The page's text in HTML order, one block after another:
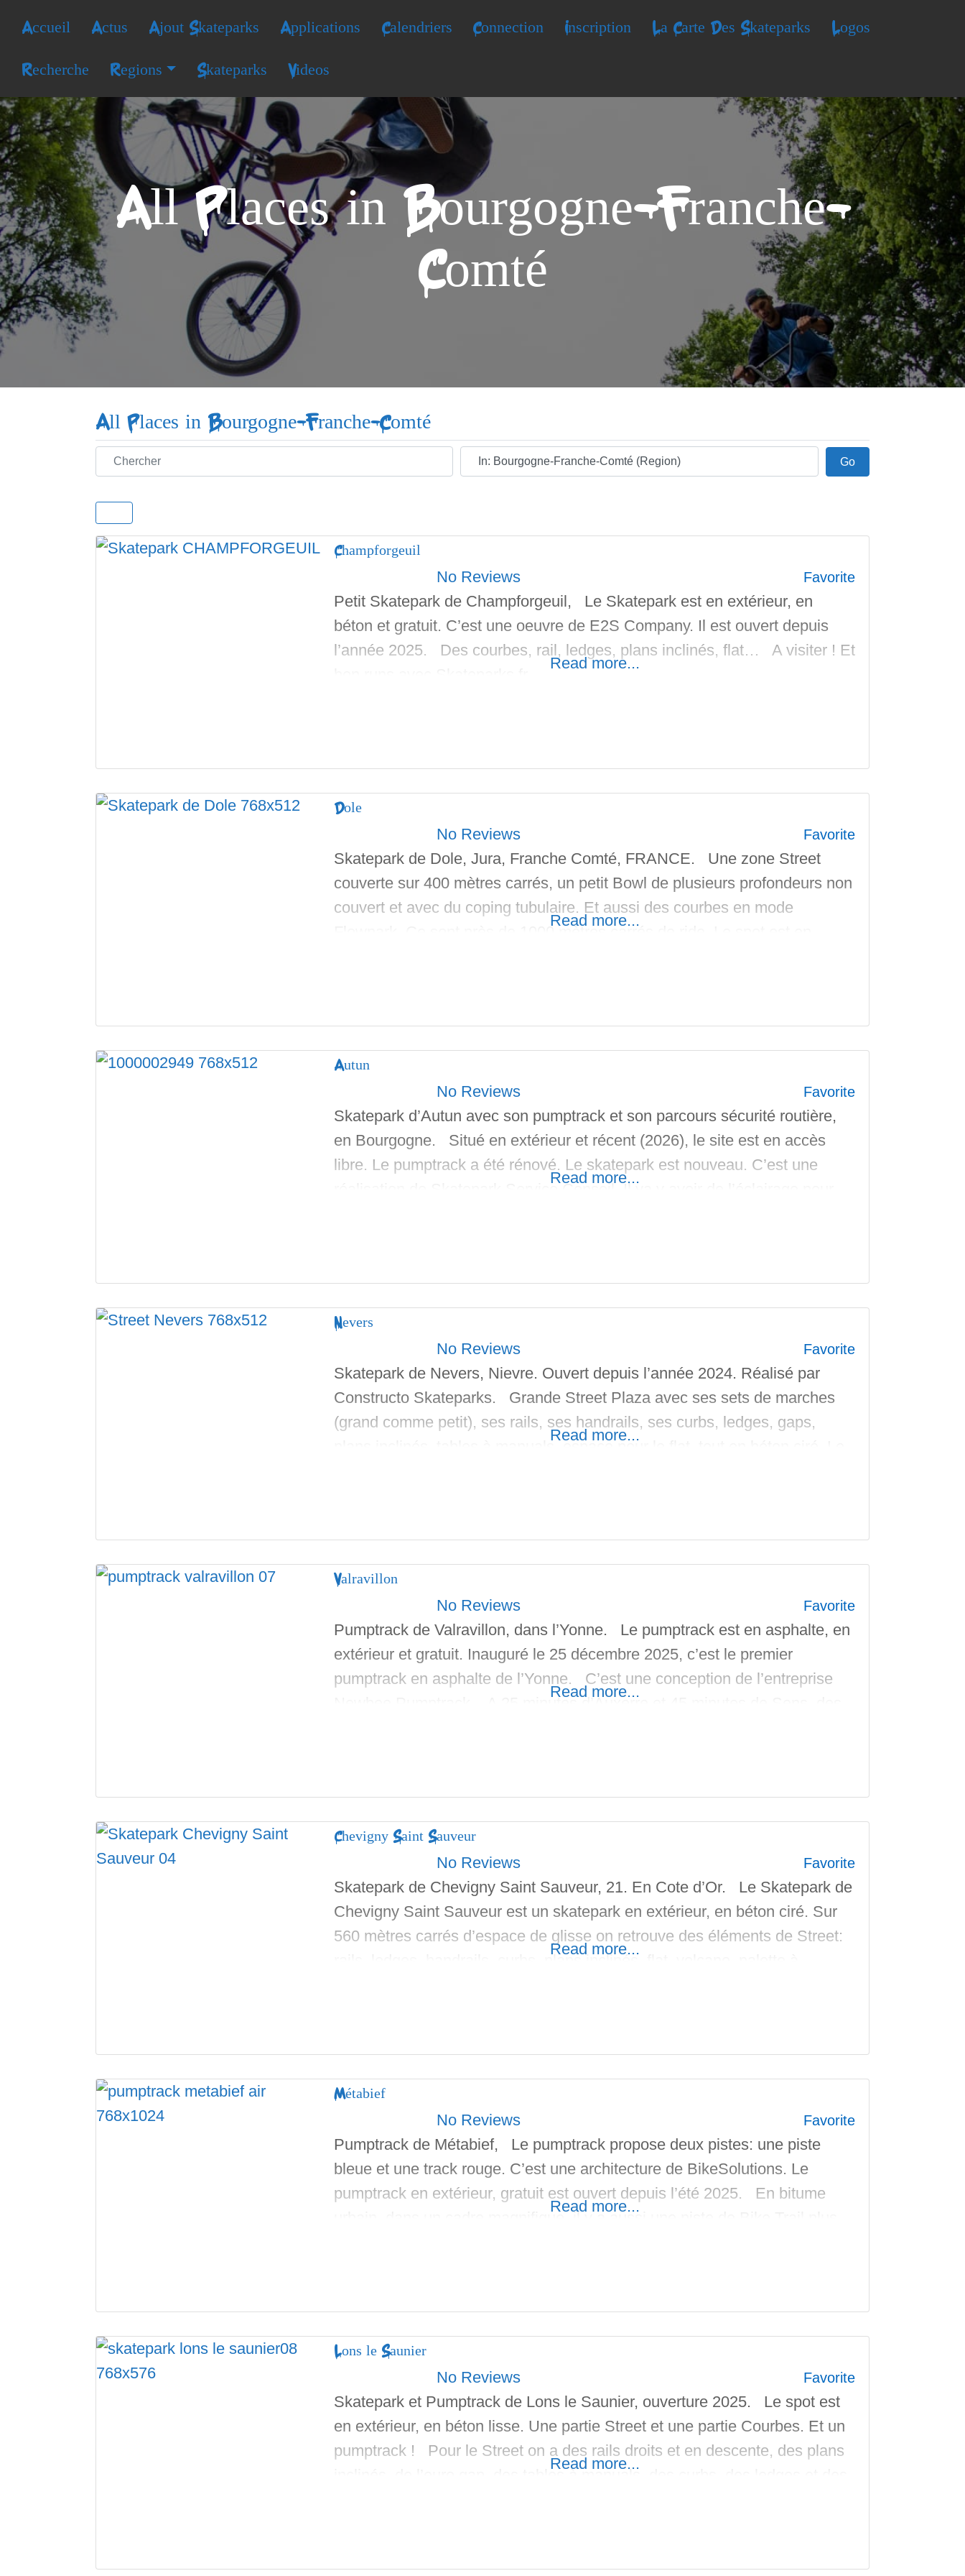
Accueil Actus Ajout Skateparks Applications Calendriers Connection Inscription La Carte Des Skateparks Logos
Recherche Regions Skateparks Videos
All Places in Bourgogne-Franche-
Comté
All Places in Bourgogne-Franche-Comté
Chercher Ville GoGo
Champforgeuil
No Reviews Favorite
Petit Skatepark de Champforgeuil, Le Skatepark est en extérieur, en
béton et gratuit. C’est une oeuvre de E2S Company. Il est ouvert depuis
l’année 2025. Des courbes, rail, ledges, plans inclinés, flat… A visiter ! Et
Read more...
Dole
No Reviews Favorite
Skatepark de Dole, Jura, Franche Comté, FRANCE. Une zone Street
couverte sur 400 mètres carrés, un petit Bowl de plusieurs profondeurs non
couvert et avec du coping tubulaire. Et aussi des courbes en mode
Flowpark. Ce sont près de 1000 mètres carrés de ride. Le spot est en
Read more...
Autun
No Reviews Favorite
Skatepark d’Autun avec son pumptrack et son parcours sécurité routière,
en Bourgogne. Situé en extérieur et récent (2026), le site est en accès
libre. Le pumptrack a été rénové. Le skatepark est nouveau. C’est une
réalisation de Skatepark Service Conseil. Il va y avoir de l’éclairage pour
Read more...
Nevers
No Reviews Favorite
Skatepark de Nevers, Nievre. Ouvert depuis l’année 2024. Réalisé par
Constructo Skateparks. Grande Street Plaza avec ses sets de marches
(grand comme petit), ses rails, ses handrails, ses curbs, ledges, gaps,
plans inclinés, tables à manuals, espace pour le flat, tout en béton ciré. Le
Read more...
Valravillon
No Reviews Favorite
Pumptrack de Valravillon, dans l’Yonne. Le pumptrack est en asphalte, en
extérieur et gratuit. Inauguré le 25 décembre 2025, c’est le premier
pumptrack en asphalte de l’Yonne. C’est une conception de l’entreprise
Read more...
Chevigny Saint Sauveur
No Reviews Favorite
Skatepark de Chevigny Saint Sauveur, 21. En Cote d’Or. Le Skatepark de
Chevigny Saint Sauveur est un skatepark en extérieur, en béton ciré. Sur
560 mètres carrés d’espace de glisse on retrouve des éléments de Street:
rails, ledges, handrails, curbs, plans inclinés, flat, volcano, palette à
Read more...
Métabief
No Reviews Favorite
Pumptrack de Métabief, Le pumptrack propose deux pistes: une piste
bleue et une track rouge. C’est une architecture de BikeSolutions. Le
pumptrack en extérieur, gratuit est ouvert depuis l’été 2025. En bitume
urbain, dans un cadre magnifique, il y a aussi une piste de Bike Trail plus
Read more...
Lons le Saunier
No Reviews Favorite
Skatepark et Pumptrack de Lons le Saunier, ouverture 2025. Le spot est
en extérieur, en béton lisse. Une partie Street et une partie Courbes. Et un
pumptrack ! Pour le Street on a des rails droits et en descente, des plans
inclinés, de l’euro gap, des tables à manuals, des curbs, des ledges et des
Read more...